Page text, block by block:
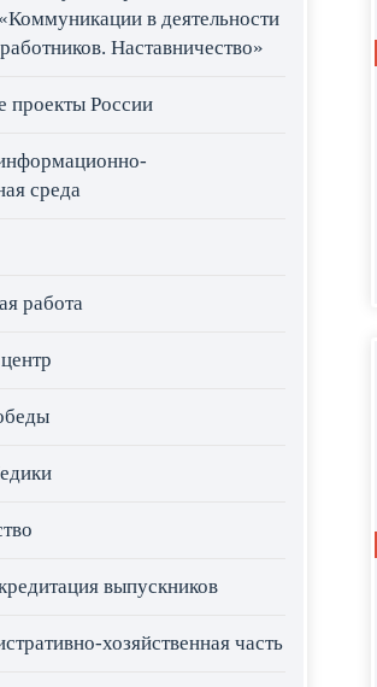
в деятельности
Наставничество»
проекты России
среда
работа
выпускников
хозяйственная часть